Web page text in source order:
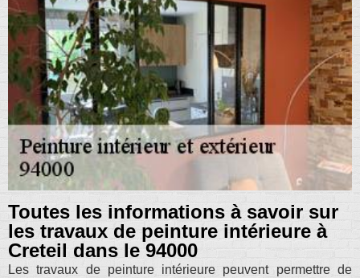
Toutes les informations à savoir sur
les travaux de peinture intérieure à
Creteil dans le 94000
Les travaux de peinture intérieure peuvent permettre de